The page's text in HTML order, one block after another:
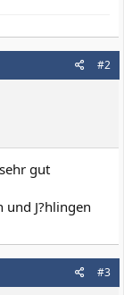
#2
gut
und J?hlingen
#3